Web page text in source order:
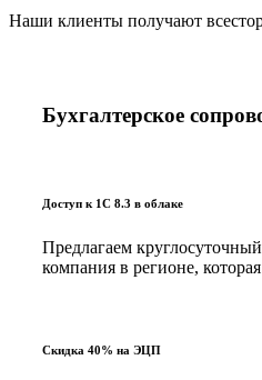
Наши клиенты получают
Бухгалтерское
Доступ к 1С 8.3 в облаке
Предлагаем
компания в регионе,
Скидка 40% на ЭЦП